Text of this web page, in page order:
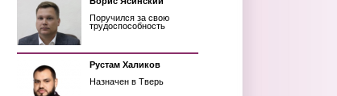
Поручился за свою
трудоспособность
Рустам Халиков
Назначен в Тверь